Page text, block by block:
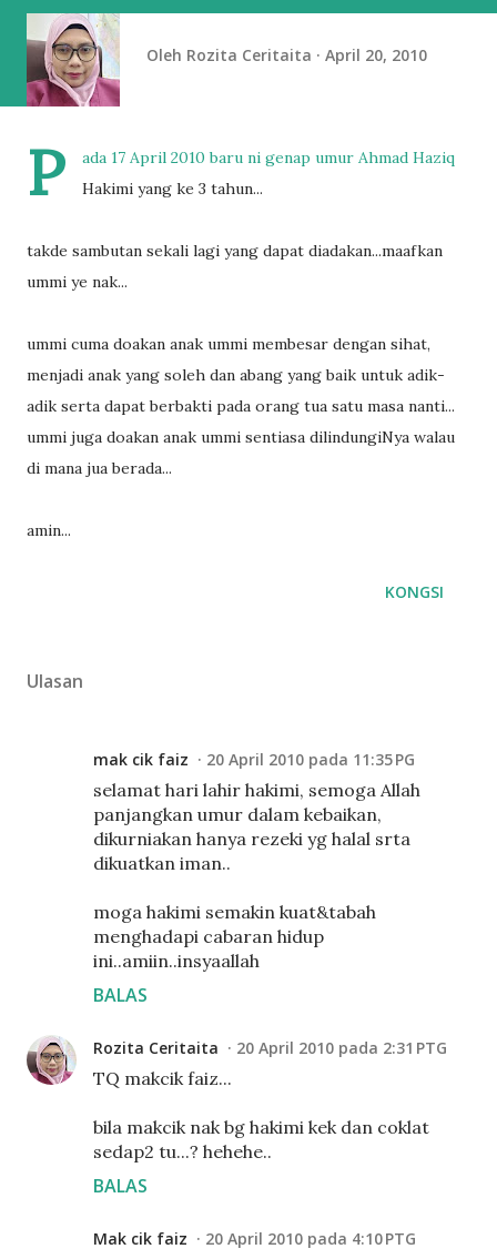
Oleh Rozita Ceritaita April 20, 2010
P
ada 17 April 2010 baru ni genap umur Ahmad Haziq
Hakimi yang ke 3 tahun...
takde sambutan sekali lagi yang dapat diadakan...maafkan
ummi ye nak...
ummi cuma doakan anak ummi membesar dengan sihat,
menjadi anak yang soleh dan abang yang baik untuk adik-
adik serta dapat berbakti pada orang tua satu masa nanti...
ummi juga doakan anak ummi sentiasa dilindungiNya walau
di mana jua berada...
amin...
KONGSI
Ulasan
mak cik faiz 20 April 2010 pada 11:35 PG
selamat hari lahir hakimi, semoga Allah
panjangkan umur dalam kebaikan,
dikurniakan hanya rezeki yg halal srta
dikuatkan iman..
moga hakimi semakin kuat&tabah
menghadapi cabaran hidup
ini..amiin..insyaallah
BALAS
Rozita Ceritaita 20 April 2010 pada 2:31 PTG
TQ makcik faiz...
bila makcik nak bg hakimi kek dan coklat
sedap2 tu...? hehehe..
BALAS
Mak cik faiz 20 April 2010 pada 4:10 PTG